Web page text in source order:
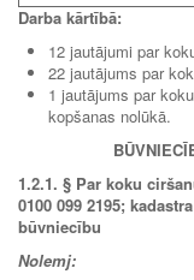
Darba kārtībā:
12 jautājumi par
22 jautājums par
1 jautājums par
kopšanas nolūkā.
1.2.1. § Par koku
0100 099 2195;
būvniecību
Nolemj: